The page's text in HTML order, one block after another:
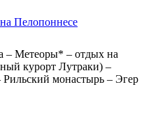
Пелопоннесе
– Метеоры* – отдых на
курорт Лутраки) –
монастырь – Эгер